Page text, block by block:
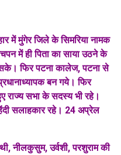
में मुंगेर जिले के सिमरिया नामक
में ही पिता का साया उठने के
फिर पटना कालेज, पटना से
बन गये। फिर
राज्य सभा के सदस्य भी रहे।
सलाहकार रहे। 24 अप्रेल
नीलकुसुम, उर्वशी, परशुराम की